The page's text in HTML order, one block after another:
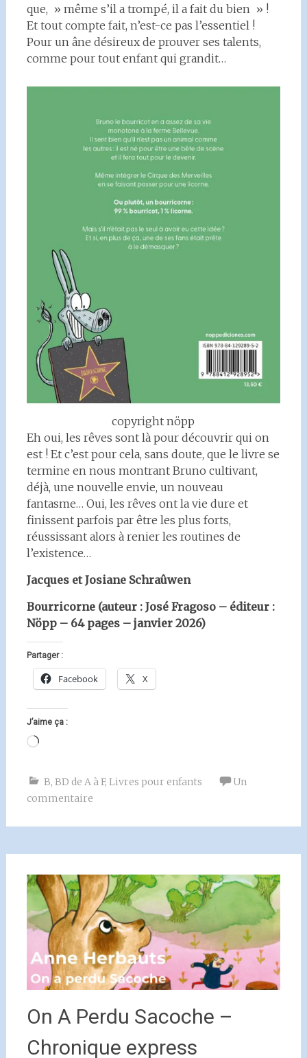
que, » même s’il a trompé, il a fait du bien » !
Et tout compte fait, n’est-ce pas l’essentiel !
Pour un âne désireux de prouver ses talents,
comme pour tout enfant qui grandit…
copyright nöpp
Eh oui, les rêves sont là pour découvrir qui on
est ! Et c’est pour cela, sans doute, que le livre se
termine en nous montrant Bruno cultivant,
déjà, une nouvelle envie, un nouveau
fantasme… Oui, les rêves ont la vie dure et
finissent parfois par être les plus forts,
réussissant alors à renier les routines de
l’existence…
Jacques et Josiane Schraûwen
Bourricorne (auteur : José Fragoso – éditeur :
Nöpp – 64 pages – janvier 2026)
Partager :
Facebook X
J’aime ça :
Chargement…
B, BD de A à F, Livres pour enfants
Un
commentaire
On A Perdu Sacoche –
Chronique express